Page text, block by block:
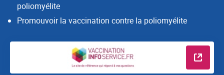
poliomyélite
Promouvoir la vaccination contre la poliomyélite
En